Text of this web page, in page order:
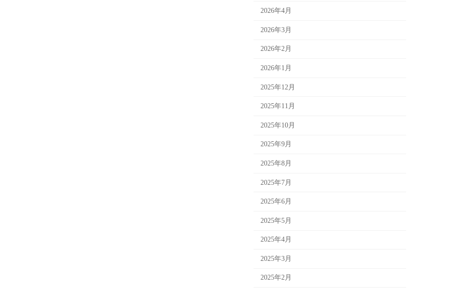
2026年4月
2026年3月
2026年2月
2026年1月
2025年12月
2025年11月
2025年10月
2025年9月
2025年8月
2025年7月
2025年6月
2025年5月
2025年4月
2025年3月
2025年2月